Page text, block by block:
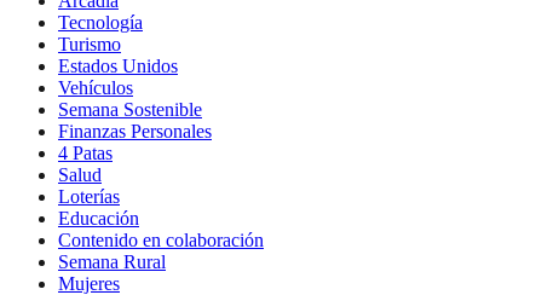
Tecnología
Turismo
Estados Unidos
Vehículos
Semana Sostenible
Finanzas Personales
4 Patas
Salud
Loterías
Educación
Contenido en colaboración
Semana Rural
Mujeres